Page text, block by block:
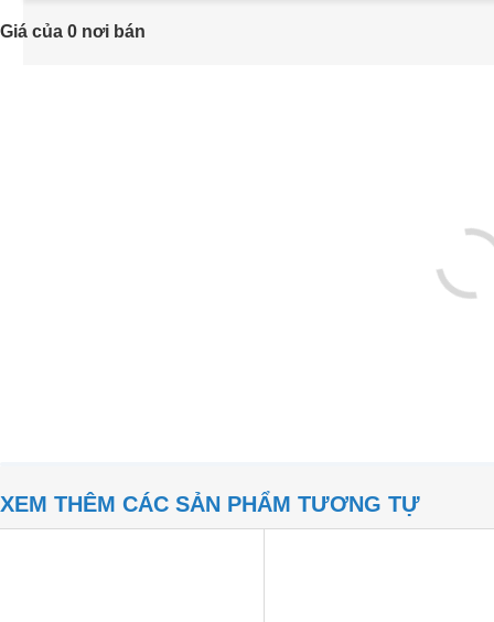
Giá của 0 nơi bán
XEM THÊM CÁC SẢN PHẨM TƯƠNG TỰ